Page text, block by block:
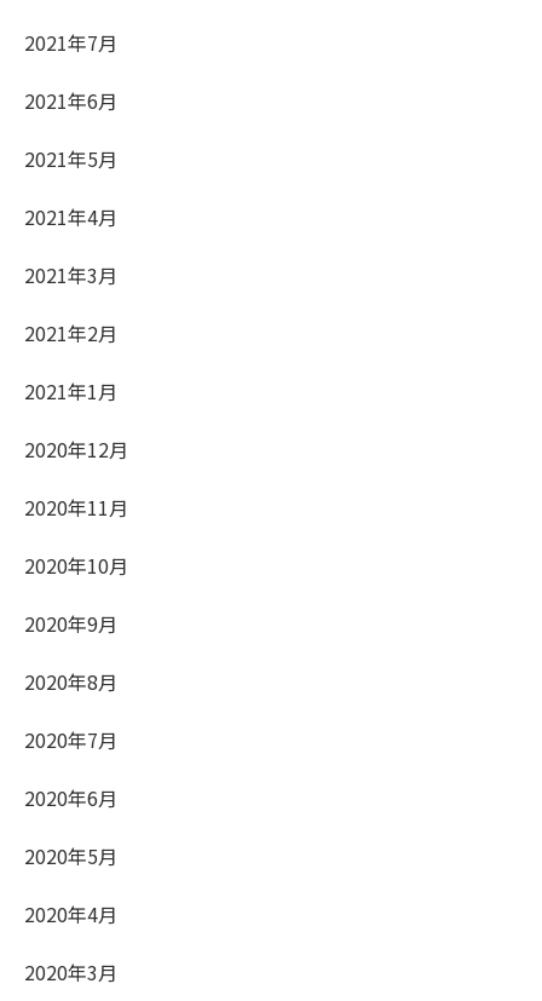
2021年7月
2021年6月
2021年5月
2021年4月
2021年3月
2021年2月
2021年1月
2020年12月
2020年11月
2020年10月
2020年9月
2020年8月
2020年7月
2020年6月
2020年5月
2020年4月
2020年3月